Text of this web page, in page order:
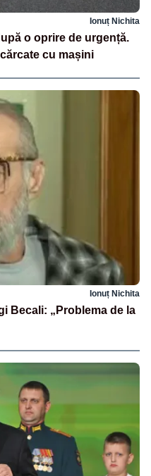
Ionuț Nichita
o oprire de urgență.
cu mașini
Ionuț Nichita
Becali: „Problema de la